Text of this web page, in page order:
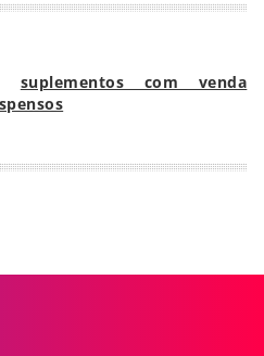
suplementos com venda